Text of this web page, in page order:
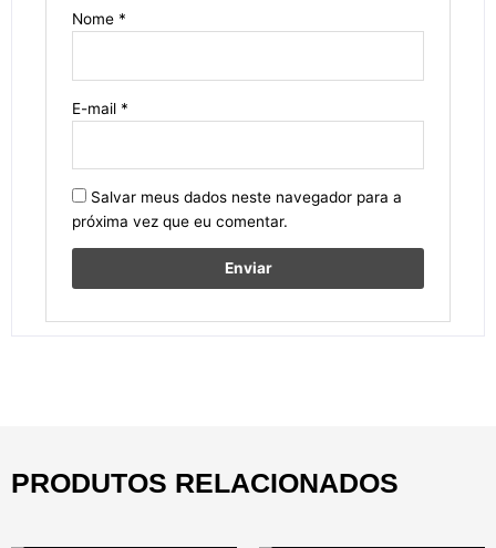
Nome *
E-mail *
Salvar meus dados neste navegador para a
próxima vez que eu comentar.
PRODUTOS RELACIONADOS